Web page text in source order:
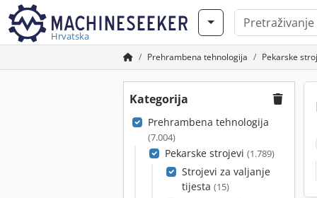
Hrvatska
Prehrambena tehnologija Pekarske
Kategorija
Prehrambena tehnologija
(7.004)
Pekarske strojevi (1.789)
Strojevi za valjanje
tijesta (15)